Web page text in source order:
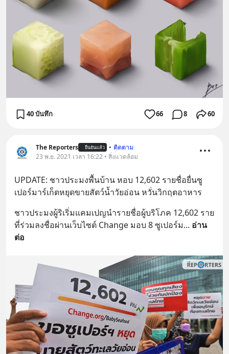
40 บันทึก 66 8 60
The Reporters ยืนยันแล้ว • ติดตาม
23 พ.ย. 2021 เวลา 16:22 • สิ่งแวดล้อม
UPDATE: ชาวประมงพื้นบ้าน หอบ 12,602 รายชื่อยื่นซู
เปอร์มาร์เก็ตหยุดขายสัตว์น้ำวัยอ่อน หวั่นวิกฤตอาหาร
ชาวประมงผู้ริเริ่มแคมเปญนำรายชื่อผู้บริโภค 12,602 ราย
ที่ร่วมลงชื่อผ่านเว็บไซต์ Change มอบ 8 ซูเปอร์ม... อ่าน
ต่อ